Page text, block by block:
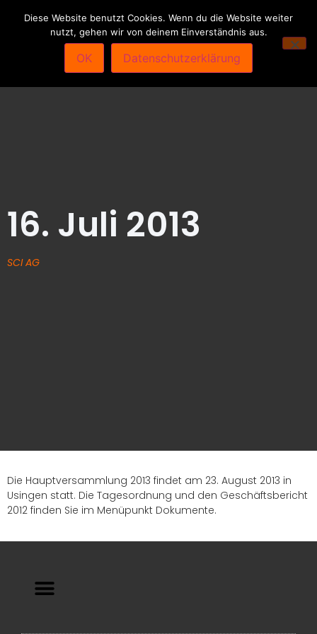
16. Juli 2013
SCI AG
Die Hauptversammlung 2013 findet am 23. August 2013 in
Usingen statt. Die Tagesordnung und den Geschäftsbericht
2012 finden Sie im Menüpunkt Dokumente.
Diese Website benutzt Cookies. Wenn du die Website weiter
nutzt, gehen wir von deinem Einverständnis aus.
OK Datenschutzerklärung